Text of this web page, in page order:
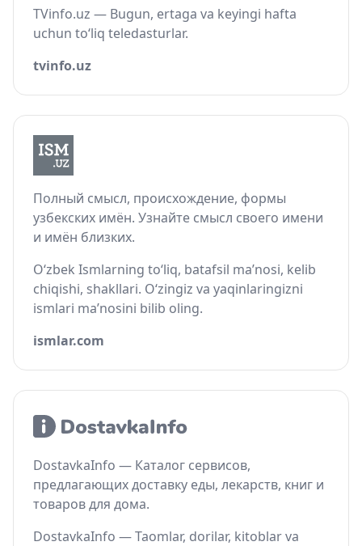
TVinfo.uz — Bugun, ertaga va keyingi hafta
uchun to‘liq teledasturlar.
tvinfo.uz
Полный смысл, происхождение, формы
узбекских имён. Узнайте смысл своего имени
и имён близких.
O‘zbek Ismlarning to‘liq, batafsil ma’nosi, kelib
chiqishi, shakllari. O‘zingiz va yaqinlaringizni
ismlari ma’nosini bilib oling.
ismlar.com
DostavkaInfo — Каталог сервисов,
предлагающих доставку еды, лекарств, книг и
товаров для дома.
DostavkaInfo — Taomlar, dorilar, kitoblar va